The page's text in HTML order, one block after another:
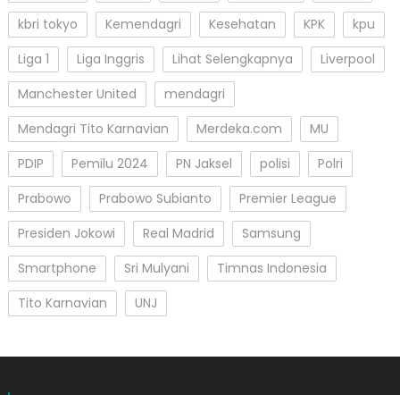
kbri tokyo
Kemendagri Kesehatan KPK
kpu
Liga 1
Liga Inggris Lihat Selengkapnya
Liverpool
Manchester United
mendagri
Mendagri Tito Karnavian
Merdeka.com
MU
PDIP
Pemilu 2024 PN Jaksel polisi
Polri
Prabowo
Prabowo Subianto
Premier League
Presiden Jokowi
Real Madrid
Samsung
Smartphone
Sri Mulyani
Timnas Indonesia
Tito Karnavian
UNJ